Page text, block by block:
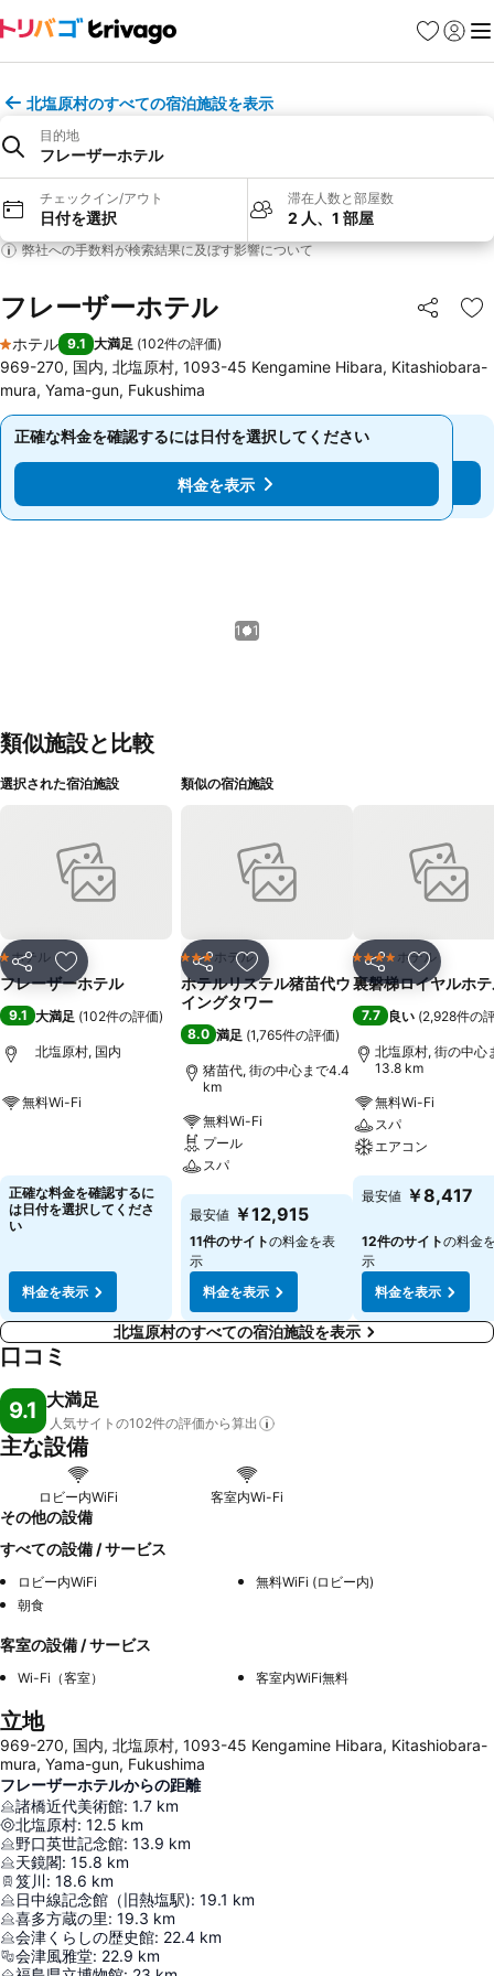
お気に入り
ログイ
メ
北塩原村のすべての宿泊施設を表示
目的地
フレーザーホテル
チェックイン/アウト
日付を選択
滞在人数と部屋数
2 人、1 部屋
弊社への手数料が検索結果に及ぼす影響について
フレーザーホテル シェア
お
1 ホテルのランク
ホテル 9.1 大満足 (102件の評価)
969-270, 国内, 北塩原村, 1093-45 Kengamine Hibara, Kitashiobara-
mura, Yama-gun, Fukushima
正確な料金を確認するには日付を選択してください
料金を表示
正確な料金を確認するには日付を選択してください
料金を表示
1 / 1
類似施設と比較
選択された宿泊施設
シェア お気に入りに追加
1 ホテルのランク
ホテル
フレーザーホテル
9.1 大満足 (102件の評価)
北塩原村, 国内
無料Wi-Fi
正確な料金を確認するに
は日付を選択してくださ
い
料金を表示
類似の宿泊施設
シェア お気に入りに追加
3 ホテルのランク
ホテル
ホテルリステル猪苗代ウ
イングタワー
8.0 満足 (1,765件の評価)
猪苗代, 街の中心まで4.4
km
無料Wi-Fi
プール
スパ
料金を表示
最安値 ￥12,915
11件のサイトの料金を表
示
料金を表示
シェア お気に入
4 ホテルのランク
ホテル
裏磐梯ロイヤルホ
7.7 良い (2,928件の
北塩原村, 街の中心
13.8 km
無料Wi-Fi
スパ
エアコン
料金を表示
最安値 ￥8,417
12件のサイトの料金
示
料金を表示
北塩原村のすべての宿泊施設を表示
口コミ
9.1 大満足
人気サイトの102件の評価から算出
主な設備
ロビー内WiFi 客室内Wi-Fi
その他の設備
すべての設備 / サービス
ロビー内WiFi
無料WiFi (ロビー内)
朝食
客室の設備 / サービス
Wi-Fi（客室） 客室内WiFi無料
立地
969-270, 国内, 北塩原村, 1093-45 Kengamine Hibara, Kitashiobara-
mura, Yama-gun, Fukushima
フレーザーホテルからの距離
諸橋近代美術館: 1.7 km
北塩原村: 12.5 km
野口英世記念館: 13.9 km
天鏡閣: 15.8 km
笈川: 18.6 km
日中線記念館（旧熱塩駅): 19.1 km
喜多方蔵の里: 19.3 km
会津くらしの歴史館: 22.4 km
会津風雅堂: 22.9 km